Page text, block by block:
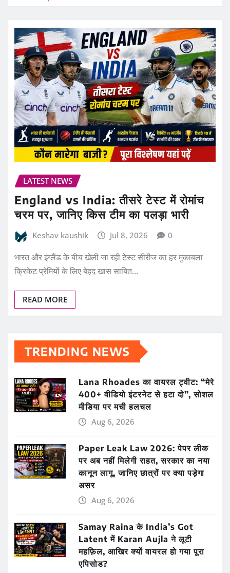
LATEST NEWS
England vs India: तीसरे टेस्ट में रोमांच
चरम पर, जानिए किस टीम का पलड़ा भारी
Keshav kaushik Jul 8, 2026 0
भारत और इंग्लैंड के बीच खेली जा रही टेस्ट सीरीज का हर मुकाबला
क्रिकेट प्रेमियों के लिए बेहद खास साबित…
READ MORE
TRENDING NEWS
Lana Rhoades का वायरल ट्वीट: “मेरे
400+ वीडियो इंटरनेट से हटा दो”, सोशल
मीडिया पर मची हलचल
Aug 6, 2026
Paper Leak Law 2026: पेपर लीक
पर अब नहीं मिलेगी राहत, सरकार का नया
कानून लागू, जानिए छात्रों पर क्या पड़ेगा
असर
Aug 6, 2026
Samay Raina के India’s Got
Latent में Karan Aujla ने लूटी
महफ़िल, आखिर क्यों वायरल हो गया पूरा
एपिसोड?